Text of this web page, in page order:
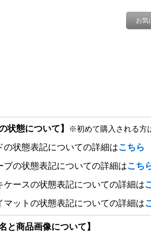
お気
状態について】 ※初めて購入される方
の状態表記についての詳細はこちら
ブの状態表記についての詳細はこち
ケースの状態表記についての詳細は
マットの状態表記についての詳細は
と商品画像について】